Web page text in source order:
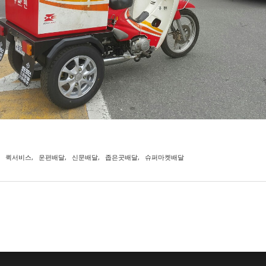
퀵서비스, 운편배달, 신문배달, 좁은곳배달, 슈퍼마켓배달